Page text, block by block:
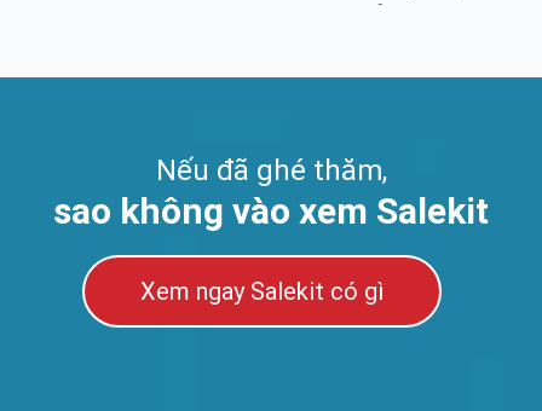
Nếu đã ghé thăm,
sao không vào xem Salekit
Xem ngay Salekit có gì